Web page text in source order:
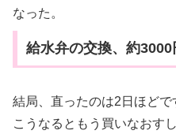
なった。
給水弁の交換、約3000
結局、直ったのは2日ほどで
こうなるともう買いなおす